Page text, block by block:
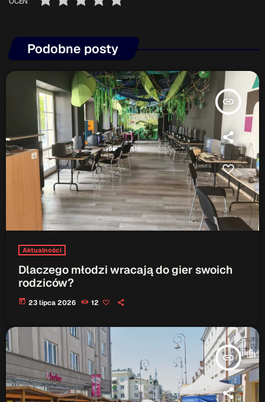
Podobne posty
insert_link
Aktualności
Dlaczego młodzi wracają do gier swoich
rodziców?
today 23 lipca 2026 12
insert_link